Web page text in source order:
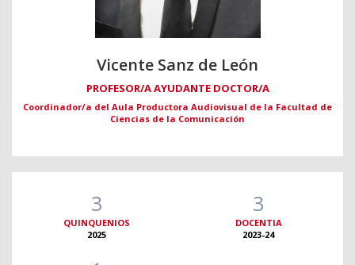
Vicente Sanz de León
PROFESOR/A AYUDANTE DOCTOR/A
Coordinador/a del Aula Productora Audiovisual de la Facultad de
Ciencias de la Comunicación
3
QUINQUENIOS
2025
3
DOCENTIA
2023-24